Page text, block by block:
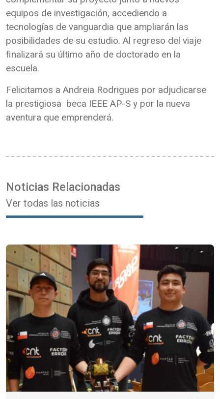
equipos de investigación, accediendo a
tecnologías de vanguardia que ampliarán las
posibilidades de su estudio. Al regreso del viaje
finalizará su último año de doctorado en la
escuela.
Felicitamos a Andreia Rodrigues por adjudicarse
la prestigiosa beca IEEE AP-S y por la nueva
aventura que emprenderá.
Noticias Relacionadas
Ver todas las noticias